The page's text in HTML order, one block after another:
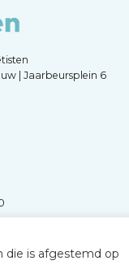
die is afgestemd op
| Jaarbeursplein 6